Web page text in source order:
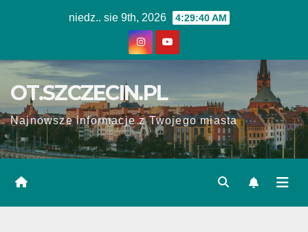
niedz.. sie 9th, 2026 4:29:41 AM
OT.SZCZECIN.PL
Najnowsze informacje z Twojego miasta